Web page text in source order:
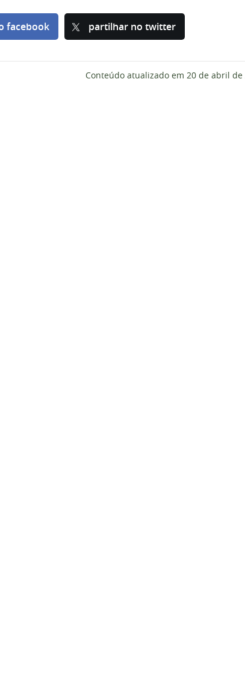
facebook partilhar no twitter
Conteúdo atualizado em 20 de abril de